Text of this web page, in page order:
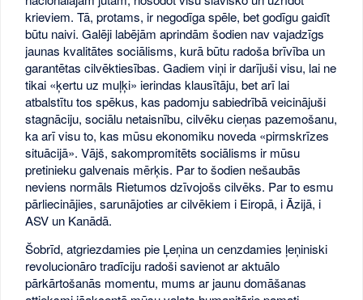
krieviem. Tā, protams, ir negodīga spēle, bet godīgu gaidīt
būtu naivi. Galēji labējām aprindām šodien nav vajadzīgs
jaunas kvalitātes sociālisms, kurā būtu radoša brīvība un
garantētas cilvēktiesības. Gadiem viņi ir darījuši visu, lai ne
tikai «ķertu uz muļķi» ierindas klausītāju, bet arī lai
atbalstītu tos spēkus, kas padomju sabiedrībā veicinājuši
stagnāciju, sociālu netaisnību, cilvēku cieņas pazemošanu,
ka arī visu to, kas mūsu ekonomiku noveda «pirmskrīzes
situācijā». Vājš, sakompromitēts sociālisms ir mūsu
pretinieku galvenais mērķis. Par to šodien nešaubās
neviens normāls Rietumos dzīvojošs cilvēks. Par to esmu
pārliecinājies, sarunājoties ar cilvēkiem i Eiropā, i Āzijā, i
ASV un Kanādā.
Šobrīd, atgriezdamies pie Ļeņina un cenzdamies ļeņiniski
revolucionāro tradīciju radoši savienot ar aktuālo
pārkārtošanās momentu, mums ar jaunu domāšanas